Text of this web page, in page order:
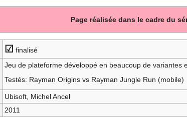
Page réalisée dans le cadre du
☑ finalisé
Jeu de plateforme développé en beaucoup de variantes
Testés: Rayman Origins vs Rayman Jungle Run (mobile)
Ubisoft, Michel Ancel
2011